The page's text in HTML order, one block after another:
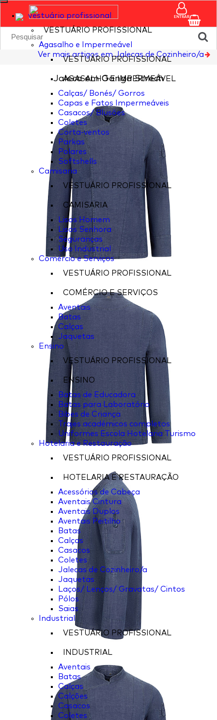
vestuário profissional
VESTUÁRIO PROFISSIONAL
Agasalho e Impermeável
VESTUÁRIO PROFISSIONAL
AGASALHO E IMPERMEÁVEL
Calças/ Bonés/ Gorros
Capas e Fatos Impermeáveis
Casacos/ Blusões
Coletes
Corta-ventos
Parkas
Polares
Softshells
Camisaria
VESTUÁRIO PROFISSIONAL
CAMISARIA
Lisos Homem
Lisos Senhora
Seguranças
Uso Industrial
Comércio e Serviços
VESTUÁRIO PROFISSIONAL
COMÉRCIO E SERVIÇOS
Aventais
Batas
Calças
Jaquetas
Ensino
VESTUÁRIO PROFISSIONAL
ENSINO
Batas de Educadora
Batas para Laboratório
Bibes de Criança
Trajes académicos completos
Uniformes Escola Hotelaria Turismo
Hotelaria e Restauração
VESTUÁRIO PROFISSIONAL
HOTELARIA E RESTAURAÇÃO
Acessórios de Cabeça
Aventais Cintura
Aventais Duplos
Aventais Peitilho
Batas
Calças
Casacos
Coletes
Jalecas de Cozinheiro/a
Jaquetas
Laços/ Lenços/ Gravatas/ Cintos
Pólos
Saias
Industrial
VESTUÁRIO PROFISSIONAL
INDUSTRIAL
Aventais
Batas
Calças
Calções
Casacos
Coletes
ENTRAR
Ver mais artigos em Jalecas de Cozinheiro/a
Jaleca em Ganga Strech